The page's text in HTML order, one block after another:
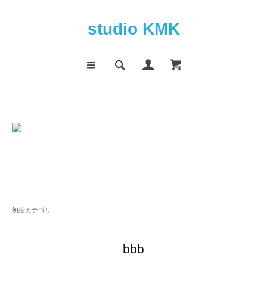
studio KMK
初期カテゴリ
bbb